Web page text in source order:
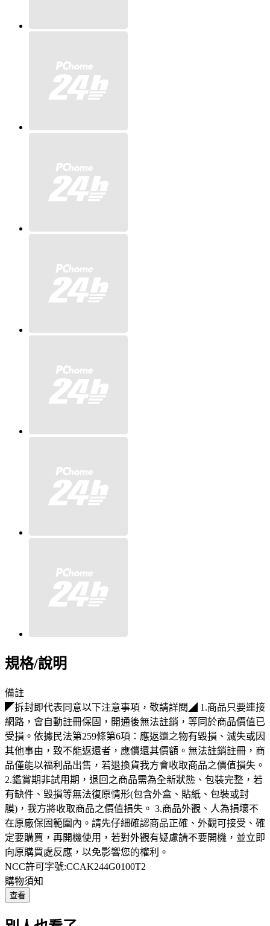
規格/說明
備註
◤拆封即代表同意以下注意事項，敬請詳閱◢ 1.商品只要連接
網路，會自動註冊保固，開通後無法註銷，等同於商品價值已
受損。依據民法第259條第6項：應返還之物有毀損、滅失或因
其他事由，致不能返還者，應償還其價額。無法註銷註冊，商
品僅能以福利品出售，若退換貨我方會收取商品之價值損失。
2.鑑賞期非試用期，退回之商品需為全新狀態、包裝完整，若
有缺件、毀損等無法復原情形(包含外盒、貼紙、包裝或封
膜)，我方將收取商品之價值損失。 3.商品外觀、人為損壞不
在原廠保固範圍內。請先仔細確認商品正確、外觀可接受、確
定要購買，再開機使用，若對外觀有疑慮請不要開機，並立即
向原購買處反應，以免影響您的權利。
NCC許可字號:CCAK244G0100T2
購物須知
查看